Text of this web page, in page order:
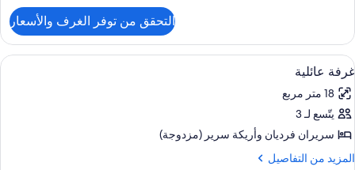
غرفة
سوبريور
لفردين
التحقق من توفر الغرف والأسعار
استعراض
جميع
صور
غرفة
عائلية
ميني بار وخزنة داخل الغرفة ومكتب
6
غرفة عائلية
18 متر مربع
يتّسع لـ 3
سريران فرديان‫‬ وأريكة سرير (مزدوجة)
المزيد من التفاصيل
المزيد